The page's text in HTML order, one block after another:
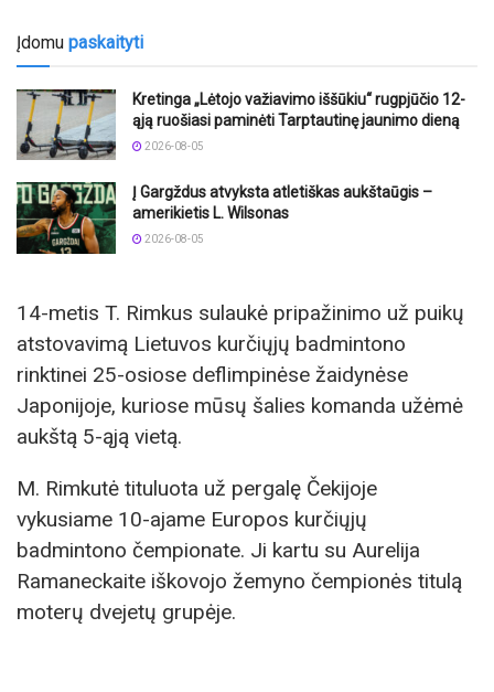
Įdomu paskaityti
Kretinga „Lėtojo važiavimo iššūkiu“ rugpjūčio 12-
ąją ruošiasi paminėti Tarptautinę jaunimo dieną
2026-08-05
Į Gargždus atvyksta atletiškas aukštaūgis –
amerikietis L. Wilsonas
2026-08-05
14-metis T. Rimkus sulaukė pripažinimo už puikų
atstovavimą Lietuvos kurčiųjų badmintono
rinktinei 25-osiose deflimpinėse žaidynėse
Japonijoje, kuriose mūsų šalies komanda užėmė
aukštą 5-ąją vietą.
M. Rimkutė tituluota už pergalę Čekijoje
vykusiame 10-ajame Europos kurčiųjų
badmintono čempionate. Ji kartu su Aurelija
Ramaneckaite iškovojo žemyno čempionės titulą
moterų dvejetų grupėje.